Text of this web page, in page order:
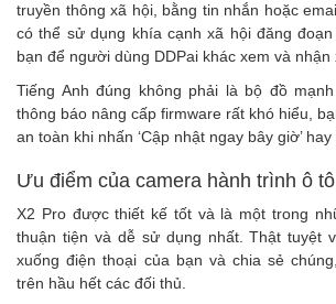
truyền thông xã hội, bằng tin nhắn hoặc
có thể sử dụng khía cạnh xã hội đăng
bạn để người dùng DDPai khác xem và nhận
Tiếng Anh đúng không phải là bộ đồ
thông báo nâng cấp firmware rất khó hiểu,
an toàn khi nhấn ‘Cập nhật ngay bây giờ’ hay
Ưu điểm của camera hành trình ô
X2 Pro được thiết kế tốt và là một trong
thuận tiện và dễ sử dụng nhất. Thật tuyệt
xuống điện thoại của bạn và chia sẻ
trên hầu hết các đối thủ.